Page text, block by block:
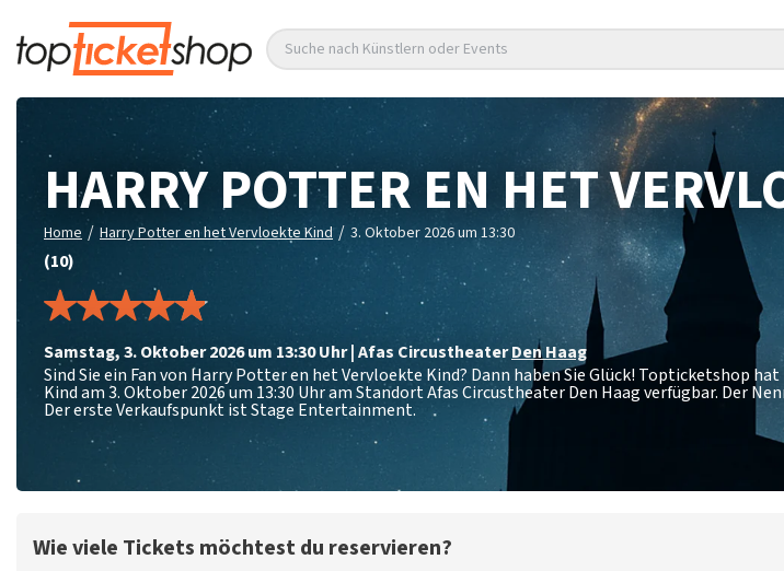
Suche nach Künstlern oder Events
HARRY POTTER EN HET
Home / Harry Potter en het Vervloekte Kind / 3. Oktober 2026 um 13:30
(10)
Samstag,3. Oktober 2026 um 13:30Uhr|Afas CircustheaterDen Haag
Sind Sie ein Fan von Harry Potter en het Vervloekte Kind? Dann haben Sie Glück! Topticketshop
Kind am 3. Oktober 2026 um 13:30 Uhr am Standort Afas Circustheater Den Haag verfügbar. Der
Der erste Verkaufspunkt ist Stage Entertainment.
Wie viele Tickets möchtest du reservieren?